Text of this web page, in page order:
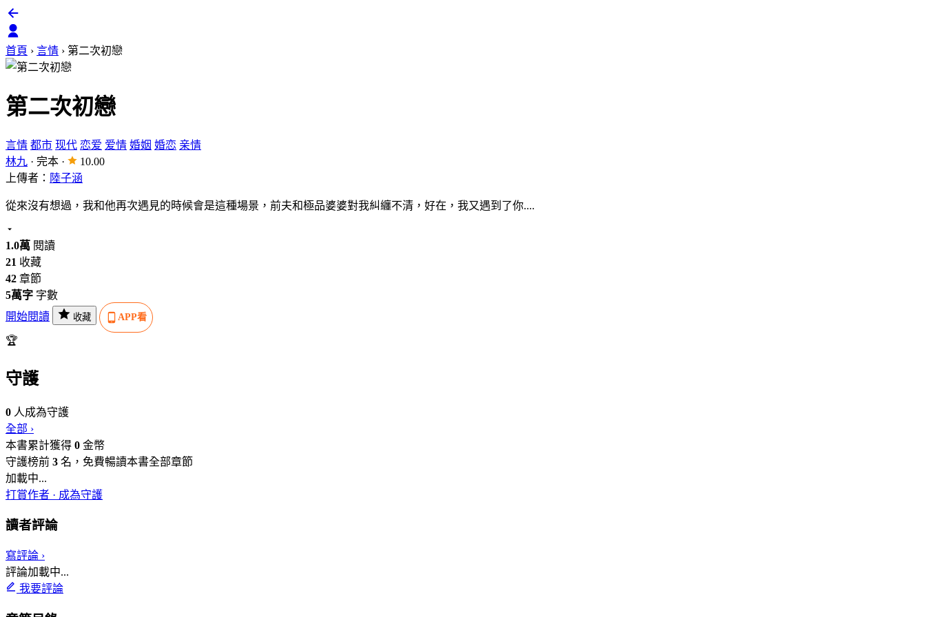
首頁 › 言情 › 第二次初戀
第二次初戀
言情 都市 现代 恋爱 爱情 婚姻 婚恋 亲情
林九 · 完本 ·
10.00
上傳者： 陸子涵
從來沒有想過，我和他再次遇見的時候會是這種場景，前夫和極品婆婆對我糾纏不清，好在，我又遇到了你....
1.0萬 閱讀
21 收藏
42 章節
5萬字 字數
開始閱讀
收藏 APP看
🏆
守護
0 人成為守護
全部 ›
本書累計獲得 0 金幣
守護榜前 3 名，免費暢讀本書全部章節
加載中...
打賞作者 · 成為守護
讀者評論
寫評論 ›
評論加載中...
我要評論